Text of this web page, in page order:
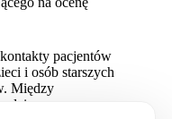
pacjentów
i osób starszych
Między
przerwa,